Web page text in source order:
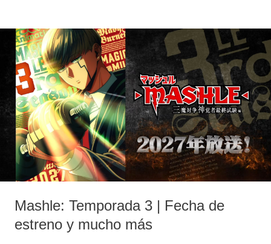
Mashle: Temporada 3 | Fecha de
estreno y mucho más
Mashle:
Temporada
3
Fecha
de
estreno
y
mucho